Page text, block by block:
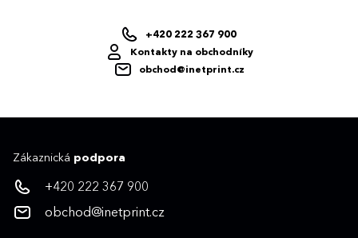
+420 222 367 900
Kontakty na obchodníky
obchod@inetprint.cz
Zákaznická podpora
+420 222 367 900
obchod@inetprint.cz